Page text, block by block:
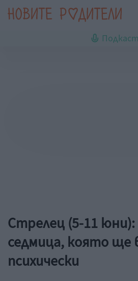
Подкаст
Стрелец (5-11
седмица, която ще
психически